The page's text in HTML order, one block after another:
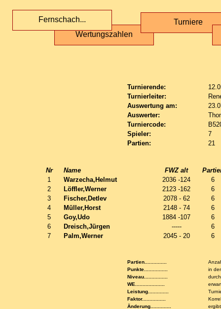
Wertungszahlen
Fernschach... Turniere
Turnierende:
Turnierleiter:
Auswertung am:
Auswerter:
Turniercode:
Spieler:
7
Partien:
21
Nr Name FWZ alt
1
Warzecha,Helmut 2036 -124
6
2
Löffler,Werner 2123 -162
6
3
Fischer,Detlev 2078 - 62
6
4
Müller,Horst 2148 - 74
6
5
Goy,Udo 1884 -107
6
6
Dreisch,Jürgen -----
6
7
Palm,Werner 2045 - 20 6
Partien...............
Punkte................
in
Niveau................
WE....................
Leistung..............
Faktor................
Änderung..............